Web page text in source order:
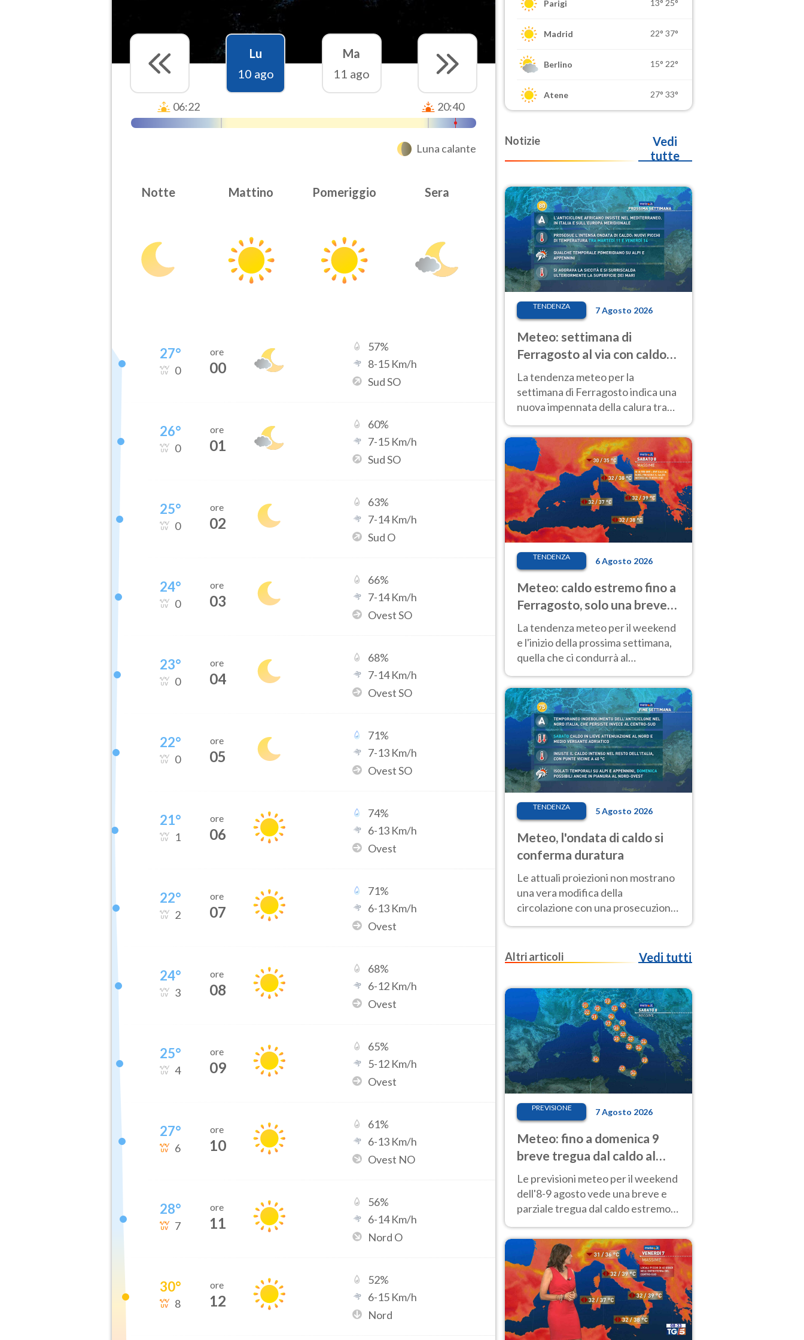
Lu
10 ago
Ma
11 ago
06:22 20:40
Luna calante
Notte Mattino Pomeriggio Sera
27°
0
ore
00
57%
8-15 Km/h
Sud SO
26°
0
ore
01
60%
7-15 Km/h
Sud SO
25°
0
ore
02
63%
7-14Km/h
Sud O
24°
0
ore
03
66%
7-14Km/h
Ovest SO
23°
0
ore
04
68%
7-14Km/h
Ovest SO
22°
0
ore
05
71%
7-13 Km/h
Ovest SO
21°
1
ore
06
74%
6-13 Km/h
Ovest
22°
2
ore
07
71%
6-13 Km/h
Ovest
24°
3
ore
08
68%
6-12 Km/h
Ovest
25°
4
ore
09
65%
5-12 Km/h
Ovest
27°
6
ore
10
61%
6-13 Km/h
Ovest NO
28°
7
ore
11
56%
6-14Km/h
Nord O
30°
8
ore
12
52%
6-15 Km/h
Nord
Parigi 13° 25°
Madrid 22° 37°
Berlino 15° 22°
Atene 27° 33°
Notizie
Vedi
tutte
TENDENZA 7 Agosto 2026
Meteo: settimana di
Ferragosto al via con caldo
intenso e qualche temporale
La tendenza meteo per la
settimana di Ferragosto indica una
nuova impennata della calura tra
anche al Nord.
TENDENZA 6 Agosto 2026
Meteo: caldo estremo fino a
Ferragosto, solo una breve
pausa. Ecco dove
La tendenza meteo per il weekend
e l'inizio della prossima settimana,
quella che ci condurrà al
temperature molto elevate
TENDENZA 5 Agosto 2026
Meteo, l'ondata di caldo si
conferma duratura
Le attuali proiezioni non mostrano
una vera modifica della
circolazione con una prosecuzione
del caldo fuori scala per molti
Ferragosto
Altri articoli Vedi tutti
PREVISIONE 7 Agosto 2026
Meteo: fino a domenica 9
breve tregua dal caldo al
Nord! Altrove calura e afa
Le previsioni meteo per il weekend
dell'8-9 agosto vede una breve e
parziale tregua dal caldo estremo
40 gradi.